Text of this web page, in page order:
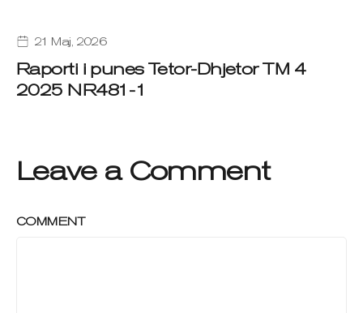
21 Maj, 2026
Raporti i punes Tetor-Dhjetor TM 4
2025 NR481-1
Leave a Comment
COMMENT